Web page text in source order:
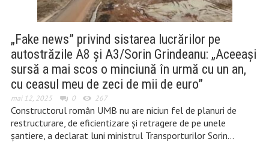
„Fake news” privind sistarea lucrărilor pe
autostrăzile A8 și A3/Sorin Grindeanu: „Aceeași
sursă a mai scos o minciună în urmă cu un an,
cu ceasul meu de zeci de mii de euro”
mai 12, 2025 0 267
Constructorul român UMB nu are niciun fel de planuri de
restructurare, de eficientizare și retragere de pe unele
șantiere, a declarat luni ministrul Transporturilor Sorin…